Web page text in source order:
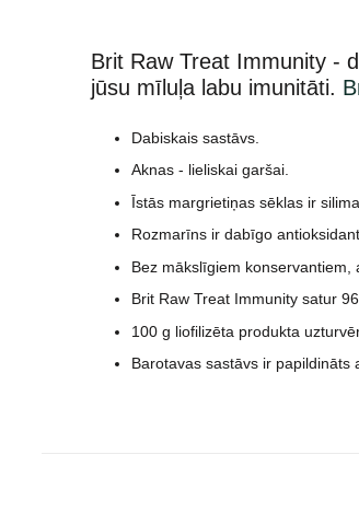
Brit Raw Treat Immunity -
jūsu mīluļa labu imunitāti.
Dabiskais sastāvs.
Aknas - lieliskai garšai.
Īstās margrietiņas sēklas ir
Rozmarīns ir dabīgo
Bez mākslīgiem konservantiem,
Brit Raw Treat Immunity satur
100 g liofilizēta produkta
Barotavas sastāvs ir papildināts